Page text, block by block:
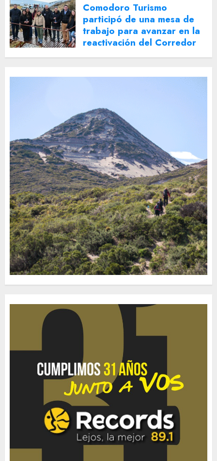
Comodoro Turismo
participó de una mesa de
trabajo para avanzar en la
reactivación del Corredor
Turístico Integrado